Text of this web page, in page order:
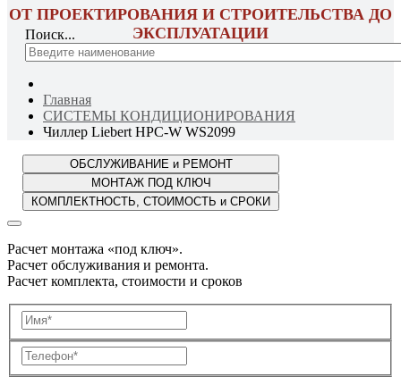
ОТ ПРОЕКТИРОВАНИЯ И СТРОИТЕЛЬСТВА ДО
ЭКСПЛУАТАЦИИ
Поиск...
Главная
СИСТЕМЫ КОНДИЦИОНИРОВАНИЯ
Чиллер Liebert HPC-W WS2099
Расчет монтажа «под ключ».
Расчет обслуживания и ремонта.
Расчет комплекта, стоимости и сроков